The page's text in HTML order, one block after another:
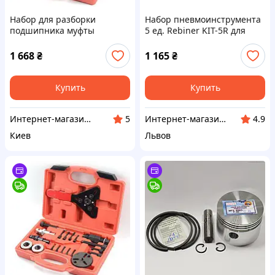
Набор для разборки
подшипника муфты
автокондиционера REWOLT
T3054, Съемники
компрессора муфты
автокондиционера
1 668₴
Купить
Интернет-магазин UKaTools
5
Киев
Набор пневмоинструмента
5 ед. Rebiner KIT-5R для
1 165₴
Купить
Интернет-магазин ELEKTROMAG
4.9
Львов